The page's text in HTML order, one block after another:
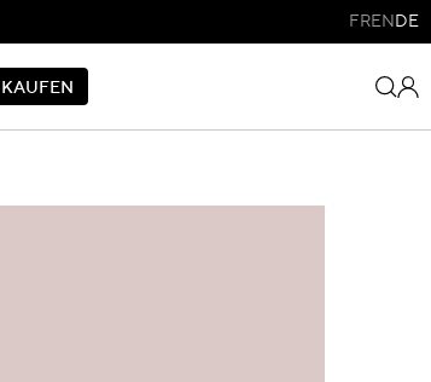
FREN DE
KAU F E N
KAUFEN